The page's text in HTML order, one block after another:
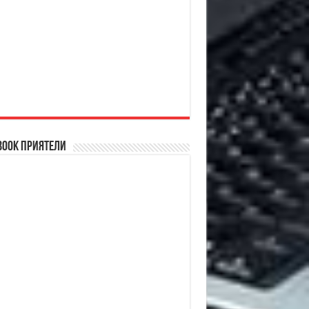
Приятели